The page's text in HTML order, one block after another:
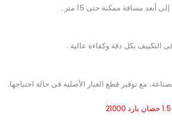
مسافة ممكنة حتى 15 متر .
بكل دقة وكفاءة عالية .
مع توفير قطع الغيار الأصلية فى حالة احتياجها.